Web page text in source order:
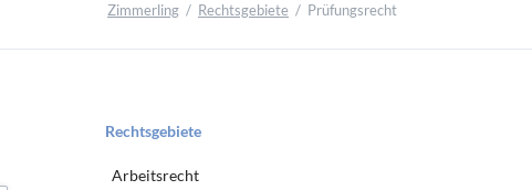
Zimmerling Rechtsgebiete Prüfungsrecht
Navigation
Rechtsgebiete
Arbeitsrecht